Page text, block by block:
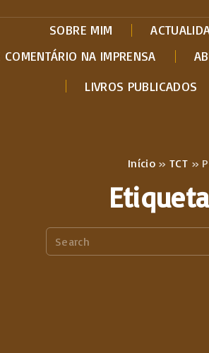
SOBRE MIM
COMENTÁRIO NA IMPRENSA
LIVROS PUBLICADOS
Início »TCT »